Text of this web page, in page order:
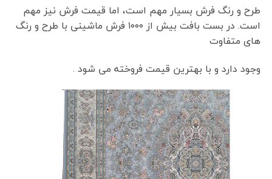
طرح و رنگ فرش بسیار مهم است، اما قیمت فرش نیز مهم
است. در بست بافت بیش از ۱۰۰۰ فرش ماشینی با طرح و رنگ
های متفاوت
وجود دارد و با بهترین قیمت فروخته می شود .